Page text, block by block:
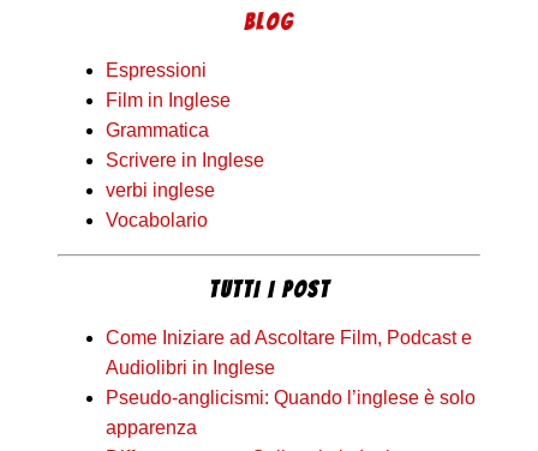
BLOG
Espressioni
Film in Inglese
Grammatica
Scrivere in Inglese
verbi inglese
Vocabolario
TUTTI I POST
Come Iniziare ad Ascoltare Film, Podcast e
Audiolibri in Inglese
Pseudo-anglicismi: Quando l’inglese è solo
apparenza